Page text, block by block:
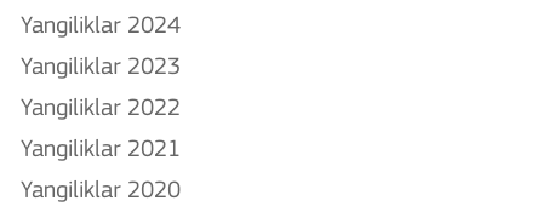
Yangiliklar 2024
Yangiliklar 2023
Yangiliklar 2022
Yangiliklar 2021
Yangiliklar 2020